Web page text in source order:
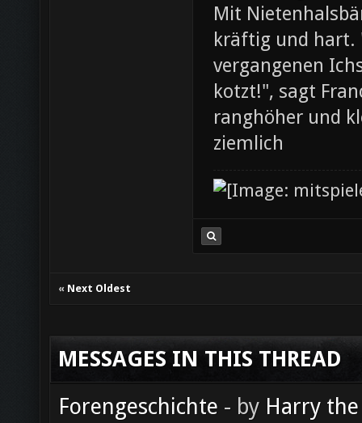
Mit
kräftig und hart.
vergangenen
kotzt!", sagt
ranghöher und
ziemlich
« Next Oldest
MESSAGES IN THIS THREAD
Forengeschichte - by Harry